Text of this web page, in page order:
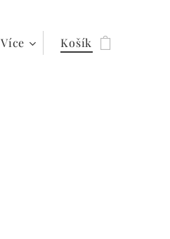
Více Košík